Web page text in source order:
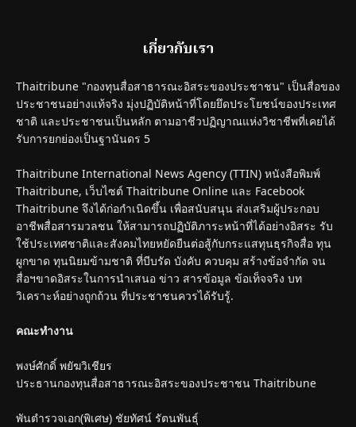
เกี่ยวกับเรา
Thaitribune "กองทุนสื่อสาธารณะอิสระของประชาชน" เป็นสื่อของ
ประชาชนอย่างแท้จริง มุ่งปฏิบัติหน้าที่โดยยึดประโยชน์ของประเทศ
ชาติ และประชาชนเป็นหลัก ตามอาชีวปฏิญาณแห่งวิชาชีพที่เคยได้
รับการยกย่องเป็นฐานันดร 5
Thaitribune International News Agency (TTIN) หนังสือพิมพ์
Thaitribune, เว็บไซต์ Thaitribune Online และ Facebook
Thaitribune จึงได้ก่อกำเนิดขึ้น เพื่อสนับสนุน ส่งเสริมผู้ประกอบ
อาชีพสื่อสารมวลชน ให้สามารถปฏิบัติภาระหน้าที่ได้อย่างอิสระ รับ
ใช้ประเทศชาติและสังคมไทยหยัดยืนต่อสู้กับกระแสทุนธุรกิจสื่อ ทุน
ผูกขาด ทุนนิยมข้ามชาติ ที่บีบรัด บังคับ ควบคุม สร้างข้อจำกัด จน
สื่อฯขาดอิสระในการนำเสนอ ข่าว สารข้อมูล ข้อเท็จจริง บท
วิเคราะห์อย่างถูกถ้วน ที่ประชาชนควรได้รับรู้.
คณะทำงาน
พงษ์ศักดิ์ พยัฆวิเชียร
ประธานกองทุนสื่อสาธารณะอิสระของประชาชน Thaitribune
พันตำรวจเอก(พิเศษ) ชัยทัศน์ รัตนพันธุ์